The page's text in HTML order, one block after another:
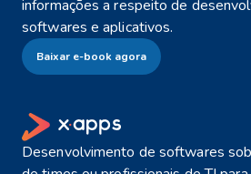
Desenvolvimento de softwares
informações a respeito de
softwares e aplicativos.
Baixar e-book agora